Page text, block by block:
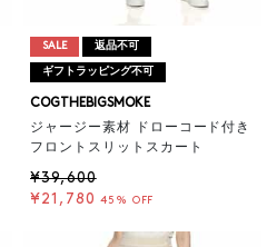
SALE 返品不可
ギフトラッピング不可
COGTHEBIGSMOKE
ジャージー素材 ドローコード付き
フロントスリットスカート
¥39,600
¥21,780 45% OFF